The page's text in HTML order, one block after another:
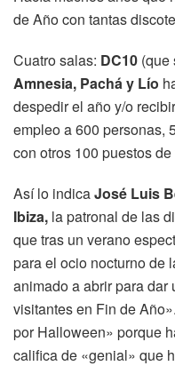
de Año con tantas
Cuatro salas: DC10 (que
Amnesia, Pachá y Lío
despedir el año y/o
empleo a 600 personas,
con otros 100 puestos
Así lo indicaJosé Luis
Ibiza, la patronal de las
que tras un verano
para el ocio nocturno de
animado a abrir para
visitantes en Fin de
por Halloween» porque
califica de «genial» que